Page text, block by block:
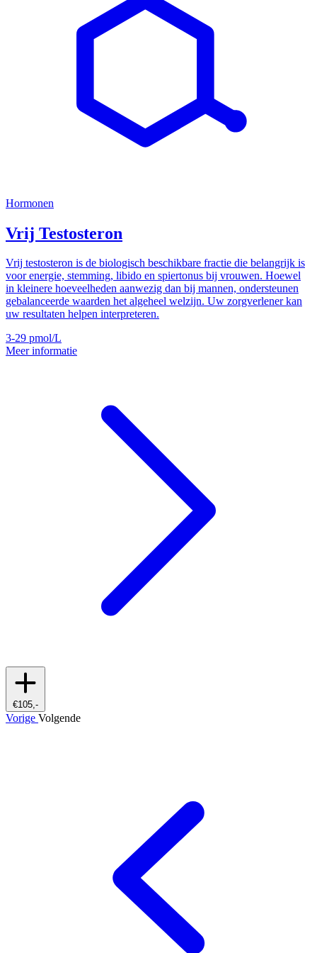
Hormonen
Vrij Testosteron
Vrij testosteron is de biologisch beschikbare fractie die belangrijk is
voor energie, stemming, libido en spiertonus bij vrouwen. Hoewel
in kleinere hoeveelheden aanwezig dan bij mannen, ondersteunen
gebalanceerde waarden het algeheel welzijn. Uw zorgverlener kan
uw resultaten helpen interpreteren.
3-29 pmol/L
Meer informatie
€105,-
Vorige Volgende